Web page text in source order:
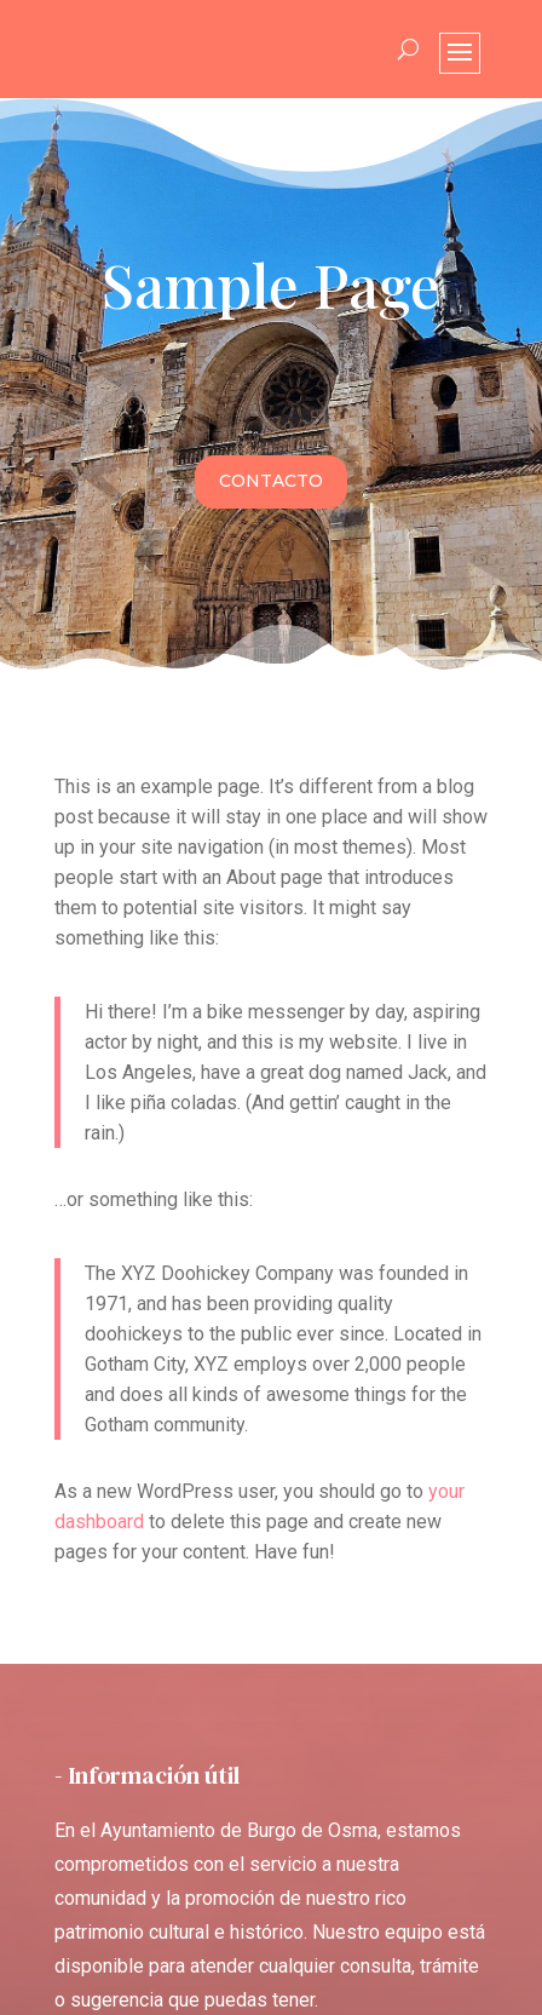
Sample Page
CONTACTO
This is an example page. It’s different from a blog
post because it will stay in one place and will show
up in your site navigation (in most themes). Most
people start with an About page that introduces
them to potential site visitors. It might say
something like this:
Hi there! I’m a bike messenger by day, aspiring
actor by night, and this is my website. I live in
Los Angeles, have a great dog named Jack, and
I like piña coladas. (And gettin’ caught in the
rain.)
…or something like this:
The XYZ Doohickey Company was founded in
1971, and has been providing quality
doohickeys to the public ever since. Located in
Gotham City, XYZ employs over 2,000 people
and does all kinds of awesome things for the
Gotham community.
As a new WordPress user, you should go to your
dashboard to delete this page and create new
pages for your content. Have fun!
- Información útil
En el Ayuntamiento de Burgo de Osma, estamos
comprometidos con el servicio a nuestra
comunidad y la promoción de nuestro rico
patrimonio cultural e histórico. Nuestro equipo está
disponible para atender cualquier consulta, trámite
o sugerencia que puedas tener.